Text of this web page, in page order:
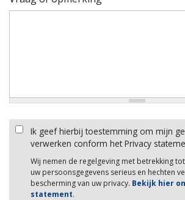
Ik geef hierbij toestemming om mijn
verwerken conform het Privacy
Wij nemen de regelgeving met betrekking
uw persoonsgegevens serieus en hechten
bescherming van uw privacy. Bekijk hier
statement.